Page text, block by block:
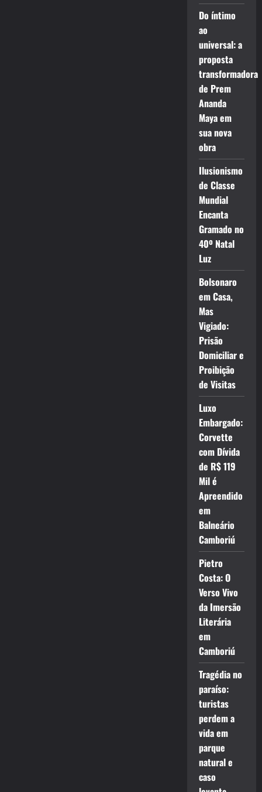
Do íntimo
ao
universal: a
proposta
transformadora
de Prem
Ananda
Maya em
sua nova
obra
Ilusionismo
de Classe
Mundial
Encanta
Gramado no
40º Natal
Luz
Bolsonaro
em Casa,
Mas
Vigiado:
Prisão
Domiciliar e
Proibição
de Visitas
Luxo
Embargado:
Corvette
com Dívida
de R$ 119
Mil é
Apreendido
em
Balneário
Camboriú
Pietro
Costa: O
Verso Vivo
da Imersão
Literária
em
Camboriú
Tragédia no
paraíso:
turistas
perdem a
vida em
parque
natural e
caso